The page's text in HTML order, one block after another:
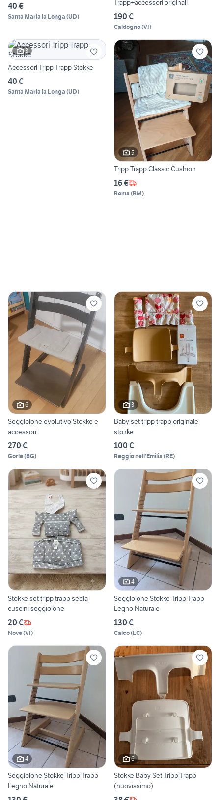
40 €
Santa Maria la Longa (UD)
Trapp+accessori originali
190 €
Caldogno(VI)
3
Accessori Tripp Trapp Stokke
40 €
Santa Maria la Longa (UD)
5
Tripp Trapp Classic Cushion
16 €
Roma (RM)
6
Seggiolone evolutivo Stokke e
accessori
270 €
Gorle(BG)
3
Baby set tripp trapp originale
stokke
100 €
Reggio nell'Emilia (RE)
Stokke set tripp trapp sedia
cuscini seggiolone
20 €
Nove(VI)
4
Seggiolone Stokke Tripp Trapp
Legno Naturale
130 €
Calco(LC)
4
Seggiolone Stokke Tripp Trapp
Legno Naturale
6
Stokke Baby Set Tripp Trapp
(nuovissimo)